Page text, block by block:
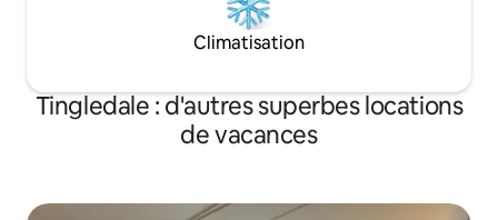
Climatisation
Tingledale : d'autres superbes locations
de vacances